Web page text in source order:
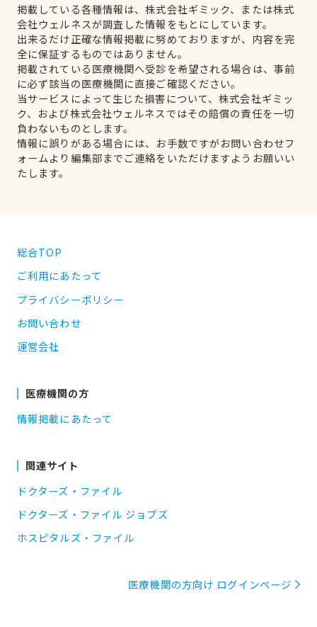
掲載している各種情報は、株式会社ギミック、または株式
会社ウェルネスが調査した情報をもとにしています。
出来るだけ正確な情報掲載に努めておりますが、内容を完
全に保証するものではありません。
掲載されている医療機関へ受診を希望される場合は、事前
に必ず該当の医療機関に直接ご確認ください。
当サービスによって生じた損害について、株式会社ギミッ
ク、および株式会社ウェルネスではその賠償の責任を一切
負わないものとします。
情報に誤りがある場合には、お手数ですがお問い合わせフ
ォームより編集部までご連絡をいただけますようお願いい
たします。
総合TOP
ご利用にあたって
プライバシーポリシー
お問い合わせ
運営会社
医療機関の方
情報掲載にあたって
関連サイト
ドクターズ・ファイル
ドクターズ・ファイル ジョブズ
ホスピタルズ・ファイル
医療機関の方向け ログインページ